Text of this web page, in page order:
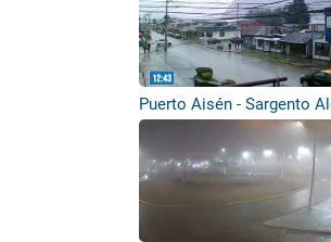
Puerto Aisén - Sargento